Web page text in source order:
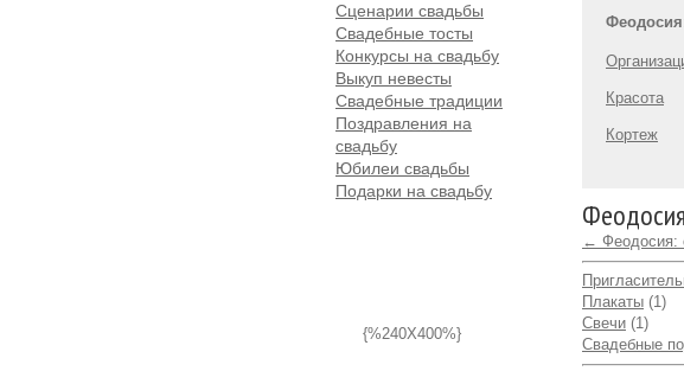
Сценарии свадьбы
Свадебные тосты
Конкурсы на свадьбу
Выкуп невесты
Свадебные традиции
Поздравления на
свадьбу
Юбилеи свадьбы
Подарки на свадьбу
{%240X400%}
Феодосия
Красота
Кортеж
← Феодосия:
Плакаты (1)
Свечи (1)
Свадебные